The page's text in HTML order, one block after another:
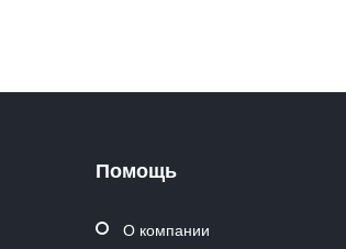
Помощь
О компании